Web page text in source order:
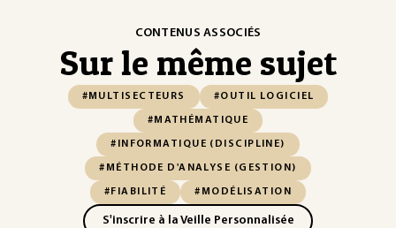
CONTENUS ASSOCIÉS
Sur le même sujet
#MULTISECTEURS #OUTIL LOGICIEL
#MATHÉMATIQUE
#INFORMATIQUE (DISCIPLINE)
#MÉTHODE D'ANALYSE (GESTION)
#FIABILITÉ #MODÉLISATION
S'inscrire à la Veille Personnalisée